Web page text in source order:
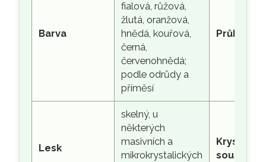
Barva
fialová, růžová,
žlutá, oranžová,
hnědá, kouřová,
černá,
červenohnědá;
podle odrůdy a
příměsí
Lesk
skelný, u
některých
masivních a
mikrokrystalických
soustava